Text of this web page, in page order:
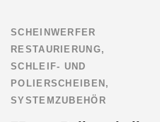
SCHEINWERFER
RESTAURIERUNG,
SCHLEIF- UND
POLIERSCHEIBEN ,
SYSTEMZUBEHÖR